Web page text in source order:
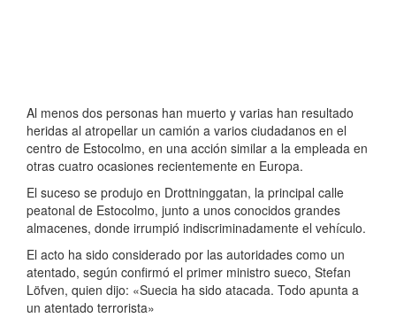
Al menos dos personas han muerto y varias han resultado
heridas al atropellar un camión a varios ciudadanos en el
centro de Estocolmo, en una acción similar a la empleada en
otras cuatro ocasiones recientemente en Europa.
El suceso se produjo en Drottninggatan, la principal calle
peatonal de Estocolmo, junto a unos conocidos grandes
almacenes, donde irrumpió indiscriminadamente el vehículo.
El acto ha sido considerado por las autoridades como un
atentado, según confirmó el primer ministro sueco, Stefan
Löfven, quien dijo: «Suecia ha sido atacada. Todo apunta a
un atentado terrorista»